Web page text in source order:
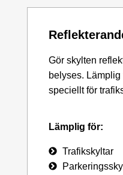
Gör skylten
belyses.
speciellt för
Lämplig för:
Trafikskyltar